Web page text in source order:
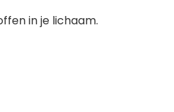
in je lichaam.